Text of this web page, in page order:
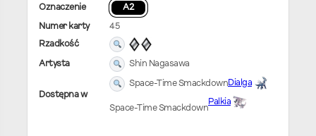
Oznaczenie A2
Numer karty
45
Rzadkość
Artysta Shin Nagasawa
Dostępna w
Space-Time SmackdownDialga
Space-Time Smackdown
Palkia